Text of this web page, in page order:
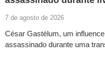
7 de agosto de 2026
César Gastélum, um
assassinado durante uma